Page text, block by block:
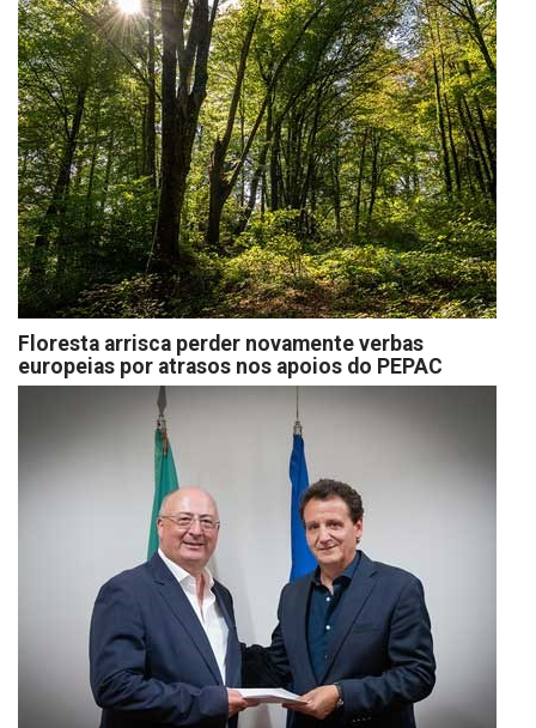
Floresta arrisca perder novamente verbas
europeias por atrasos nos apoios do PEPAC